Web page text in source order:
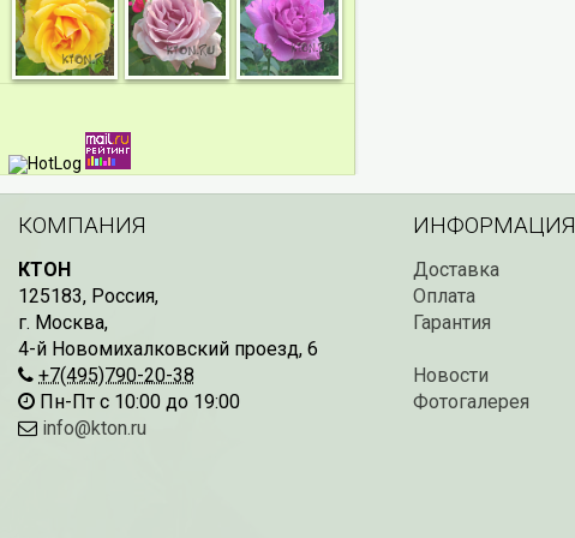
КОМПАНИЯ
КТОН
125183, Россия,
г. Москва,
4-й Новомихалковский проезд, 6
+7(495)790-20-38
Пн-Пт с 10:00 до 19:00
info@kton.ru
ИНФОРМАЦИЯ
Доставка
Оплата
Гарантия
Новости
Фотогалерея